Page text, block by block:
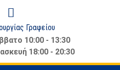
Γραφείου
10:00 - 13:30
18:00 - 20:30